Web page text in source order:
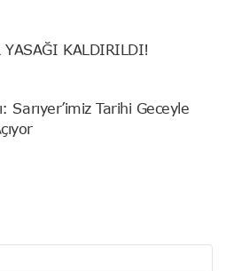
YASAĞI KALDIRILDI!
Sarıyer’imiz Tarihi Geceyle